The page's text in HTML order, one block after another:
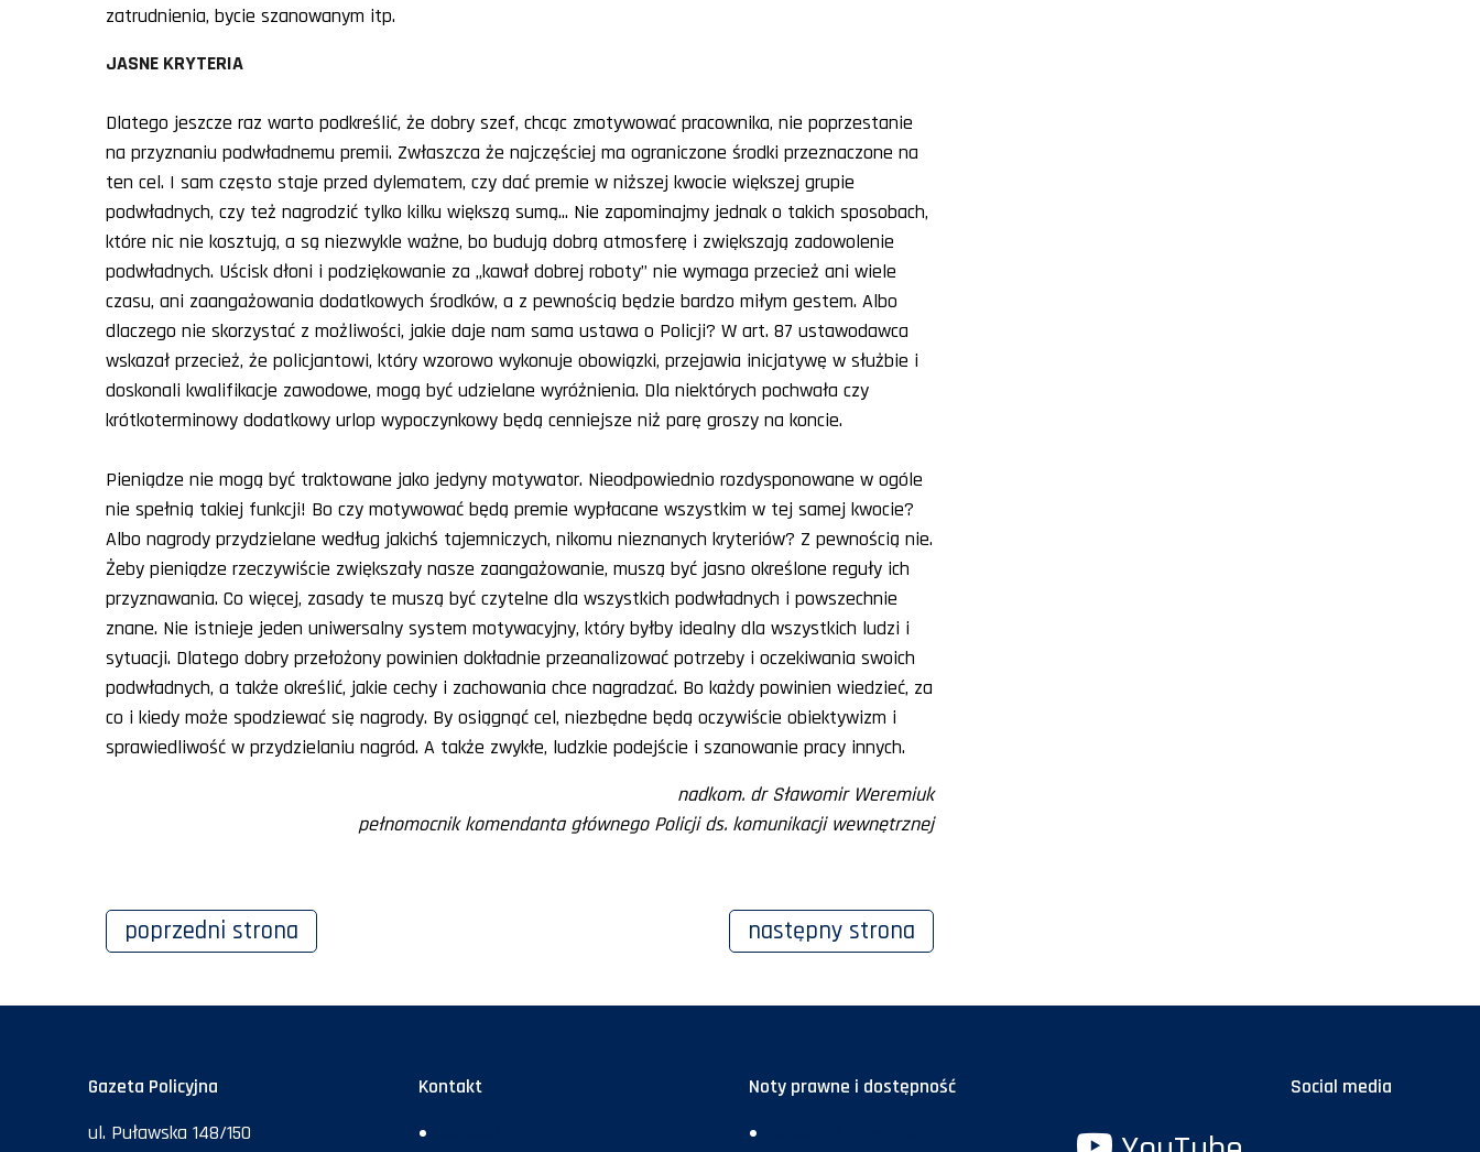
zatrudnienia, bycie szanowanym itp.
JASNE KRYTERIA
Dlatego jeszcze raz warto podkreślić, że dobry szef, chcąc zmotywować pracownika, nie poprzestanie
na przyznaniu podwładnemu premii. Zwłaszcza że najczęściej ma ograniczone środki przeznaczone na
ten cel. I sam często staje przed dylematem, czy dać premie w niższej kwocie większej grupie
podwładnych, czy też nagrodzić tylko kilku większą sumą... Nie zapominajmy jednak o takich sposobach,
które nic nie kosztują, a są niezwykle ważne, bo budują dobrą atmosferę i zwiększają zadowolenie
podwładnych. Uścisk dłoni i podziękowanie za „kawał dobrej roboty” nie wymaga przecież ani wiele
czasu, ani zaangażowania dodatkowych środków, a z pewnością będzie bardzo miłym gestem. Albo
dlaczego nie skorzystać z możliwości, jakie daje nam sama ustawa o Policji? W art. 87 ustawodawca
wskazał przecież, że policjantowi, który wzorowo wykonuje obowiązki, przejawia inicjatywę w służbie i
doskonali kwalifikacje zawodowe, mogą być udzielane wyróżnienia. Dla niektórych pochwała czy
krótkoterminowy dodatkowy urlop wypoczynkowy będą cenniejsze niż parę groszy na koncie.
Pieniądze nie mogą być traktowane jako jedyny motywator. Nieodpowiednio rozdysponowane w ogóle
nie spełnią takiej funkcji! Bo czy motywować będą premie wypłacane wszystkim w tej samej kwocie?
Albo nagrody przydzielane według jakichś tajemniczych, nikomu nieznanych kryteriów? Z pewnością nie.
Żeby pieniądze rzeczywiście zwiększały nasze zaangażowanie, muszą być jasno określone reguły ich
przyznawania. Co więcej, zasady te muszą być czytelne dla wszystkich podwładnych i powszechnie
znane. Nie istnieje jeden uniwersalny system motywacyjny, który byłby idealny dla wszystkich ludzi i
sytuacji. Dlatego dobry przełożony powinien dokładnie przeanalizować potrzeby i oczekiwania swoich
podwładnych, a także określić, jakie cechy i zachowania chce nagradzać. Bo każdy powinien wiedzieć, za
co i kiedy może spodziewać się nagrody. By osiągnąć cel, niezbędne będą oczywiście obiektywizm i
sprawiedliwość w przydzielaniu nagród. A także zwykłe, ludzkie podejście i szanowanie pracy innych.
nadkom. dr Sławomir Weremiuk
pełnomocnik komendanta głównego Policji ds. komunikacji wewnętrznej
poprzedni strona następny strona
Gazeta Policyjna
ul. Puławska 148/150
Kontakt Noty prawne i dostępność Social media